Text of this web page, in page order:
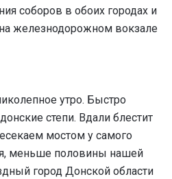
соборов в обоих городах и
железнодорожном вокзале
утро. Быстро
степи. Вдали блестит
мостом у самого
меньше половины нашей
город Донской области